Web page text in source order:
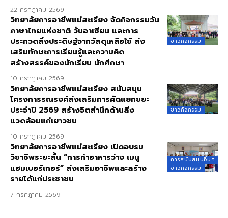
22 กรกฎาคม 2569
ข่าวกิจกรรม
วิทยาลัยการอาชีพแม่สะเรียง จัดกิจกรรมวัน
ภาษาไทยแห่งชาติ วันอาเซียน และการ
ประกวดสิ่งประดิษฐ์จากวัสดุเหลือใช้ ส่ง
เสริมทักษะการเรียนรู้และความคิด
สร้างสรรค์ของนักเรียน นักศึกษา
10 กรกฎาคม 2569
ข่าวกิจกรรม
วิทยาลัยการอาชีพแม่สะเรียง สนับสนุน
โครงการรณรงค์ส่งเสริมการคัดแยกขยะ
ประจำปี 2569 สร้างจิตสำนึกด้านสิ่ง
แวดล้อมแก่เยาวชน
10 กรกฎาคม 2569
การสนับสนุนอื่นๆ
ข่าวกิจกรรม
วิทยาลัยการอาชีพแม่สะเรียง เปิดอบรม
วิชาชีพระยะสั้น “การทำอาหารว่าง เมนู
แฮมเบอร์เกอร์” ส่งเสริมอาชีพและสร้าง
รายได้แก่ประชาชน
7 กรกฎาคม 2569